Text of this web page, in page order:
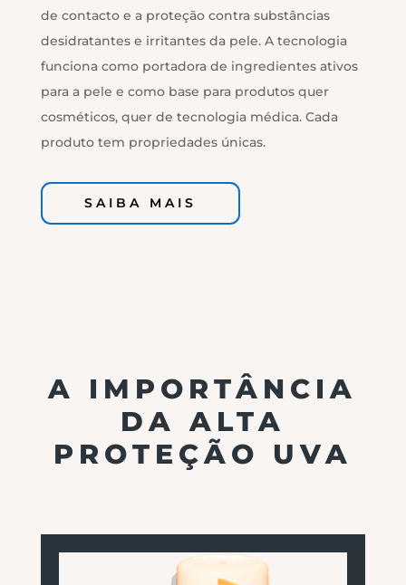
de contacto e a proteção contra substâncias
desidratantes e irritantes da pele. A tecnologia
funciona como portadora de ingredientes ativos
para a pele e como base para produtos quer
cosméticos, quer de tecnologia médica. Cada
produto tem propriedades únicas.
SAIBA MAIS
A IMPORTÂNCIA
DA ALTA
PROTEÇÃO UVA